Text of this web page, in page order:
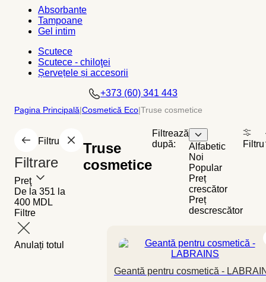
Absorbante
Tampoane
Gel intim
Scutece
Scutece - chiloţei
Șervețele și accesorii
+373 (60) 341 443
Pagina Principală|Cosmetică Eco|Truse cosmetice
Filtru
Filtrare
Preţ
De la 351 la
400 MDL
Filtre
Anulați totul
Truse
cosmetice
Filtrează
după:
Alfabetic
Noi
Popular
Preț
crescător
Preț
descrescător
Filtru
Geantă pentru cosmetică -